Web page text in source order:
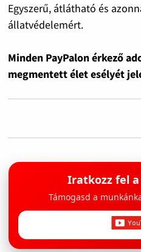
Egyszerű, átlátható és
állatvédelemért.
Minden PayPalon érkező
megmentett élet esélyét
Iratkozz fel
Támogasd a